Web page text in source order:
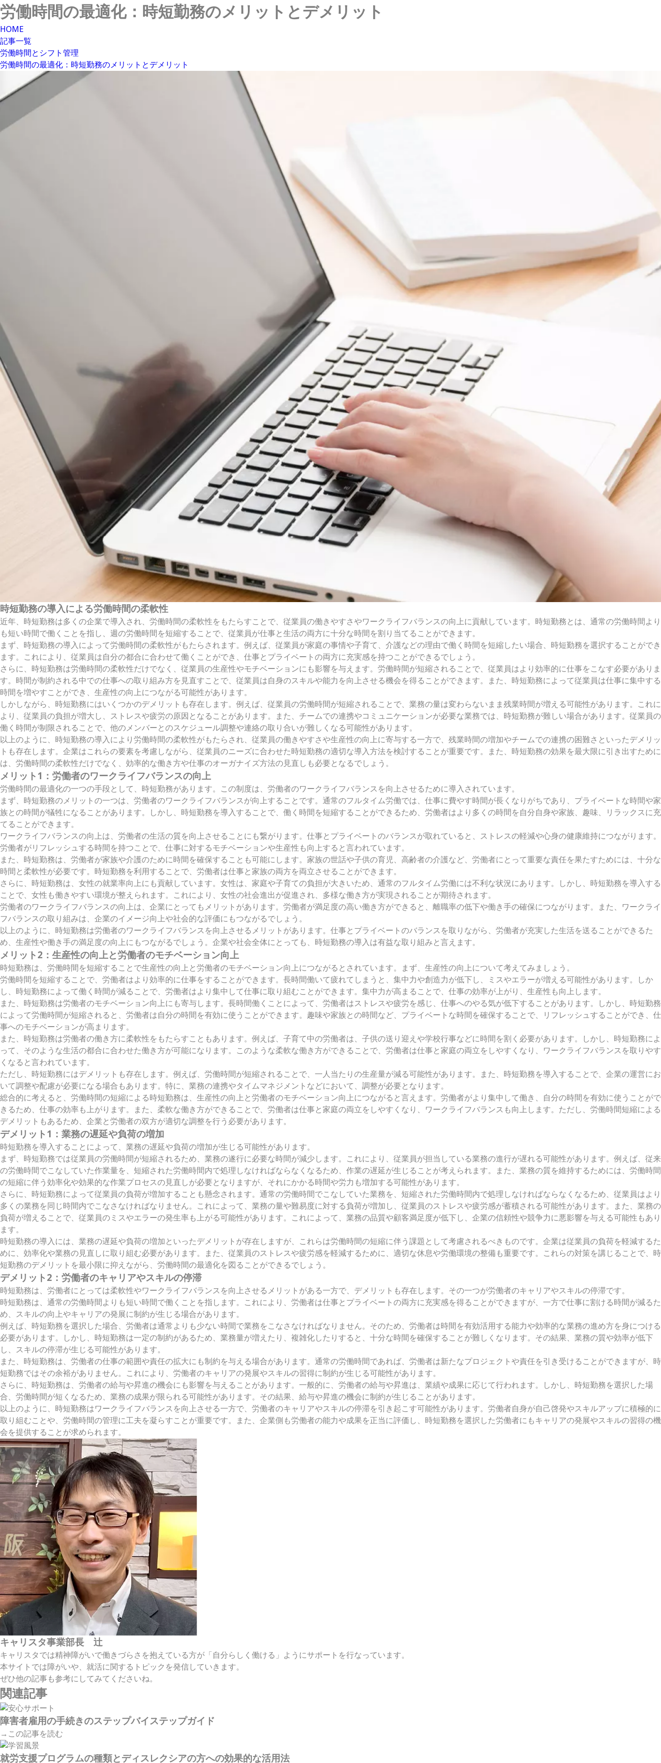
労働時間の最適化：時短勤務のメリットとデメリット
HOME
記事一覧
労働時間とシフト管理
労働時間の最適化：時短勤務のメリットとデメリット
時短勤務の導入による労働時間の柔軟性
近年、時短勤務は多くの企業で導入され、労働時間の柔軟性をもたらすことで、従業員の働きやすさやワークライフバランスの向上に貢献しています。時短勤務とは、通常の労働時間より
も短い時間で働くことを指し、週の労働時間を短縮することで、従業員が仕事と生活の両方に十分な時間を割り当てることができます。
まず、時短勤務の導入によって労働時間の柔軟性がもたらされます。例えば、従業員が家庭の事情や子育て、介護などの理由で働く時間を短縮したい場合、時短勤務を選択することができ
ます。これにより、従業員は自分の都合に合わせて働くことができ、仕事とプライベートの両方に充実感を持つことができるでしょう。
さらに、時短勤務は労働時間の柔軟性だけでなく、従業員の生産性やモチベーションにも影響を与えます。労働時間が短縮されることで、従業員はより効率的に仕事をこなす必要がありま
す。時間が制約される中での仕事への取り組み方を見直すことで、従業員は自身のスキルや能力を向上させる機会を得ることができます。また、時短勤務によって従業員は仕事に集中する
時間を増やすことができ、生産性の向上につながる可能性があります。
しかしながら、時短勤務にはいくつかのデメリットも存在します。例えば、従業員の労働時間が短縮されることで、業務の量は変わらないまま残業時間が増える可能性があります。これに
より、従業員の負担が増大し、ストレスや疲労の原因となることがあります。また、チームでの連携やコミュニケーションが必要な業務では、時短勤務が難しい場合があります。従業員の
働く時間が制限されることで、他のメンバーとのスケジュール調整や連絡の取り合いが難しくなる可能性があります。
以上のように、時短勤務の導入により労働時間の柔軟性がもたらされ、従業員の働きやすさや生産性の向上に寄与する一方で、残業時間の増加やチームでの連携の困難さといったデメリッ
トも存在します。企業はこれらの要素を考慮しながら、従業員のニーズに合わせた時短勤務の適切な導入方法を検討することが重要です。また、時短勤務の効果を最大限に引き出すために
は、労働時間の柔軟性だけでなく、効率的な働き方や仕事のオーガナイズ方法の見直しも必要となるでしょう。
メリット1：労働者のワークライフバランスの向上
労働時間の最適化の一つの手段として、時短勤務があります。この制度は、労働者のワークライフバランスを向上させるために導入されています。
まず、時短勤務のメリットの一つは、労働者のワークライフバランスが向上することです。通常のフルタイム労働では、仕事に費やす時間が長くなりがちであり、プライベートな時間や家
族との時間が犠牲になることがあります。しかし、時短勤務を導入することで、働く時間を短縮することができるため、労働者はより多くの時間を自分自身や家族、趣味、リラックスに充
てることができます。
ワークライフバランスの向上は、労働者の生活の質を向上させることにも繋がります。仕事とプライベートのバランスが取れていると、ストレスの軽減や心身の健康維持につながります。
労働者がリフレッシュする時間を持つことで、仕事に対するモチベーションや生産性も向上すると言われています。
また、時短勤務は、労働者が家族や介護のために時間を確保することも可能にします。家族の世話や子供の育児、高齢者の介護など、労働者にとって重要な責任を果たすためには、十分な
時間と柔軟性が必要です。時短勤務を利用することで、労働者は仕事と家族の両方を両立させることができます。
さらに、時短勤務は、女性の就業率向上にも貢献しています。女性は、家庭や子育ての負担が大きいため、通常のフルタイム労働には不利な状況にあります。しかし、時短勤務を導入する
ことで、女性も働きやすい環境が整えられます。これにより、女性の社会進出が促進され、多様な働き方が実現されることが期待されます。
労働者のワークライフバランスの向上は、企業にとってもメリットがあります。労働者が満足度の高い働き方ができると、離職率の低下や働き手の確保につながります。また、ワークライ
フバランスの取り組みは、企業のイメージ向上や社会的な評価にもつながるでしょう。
以上のように、時短勤務は労働者のワークライフバランスを向上させるメリットがあります。仕事とプライベートのバランスを取りながら、労働者が充実した生活を送ることができるた
め、生産性や働き手の満足度の向上にもつながるでしょう。企業や社会全体にとっても、時短勤務の導入は有益な取り組みと言えます。
メリット2：生産性の向上と労働者のモチベーション向上
時短勤務は、労働時間を短縮することで生産性の向上と労働者のモチベーション向上につながるとされています。まず、生産性の向上について考えてみましょう。
労働時間を短縮することで、労働者はより効率的に仕事をすることができます。長時間働いて疲れてしまうと、集中力や創造力が低下し、ミスやエラーが増える可能性があります。しか
し、時短勤務によって働く時間が減ることで、労働者はより集中して仕事に取り組むことができます。集中力が高まることで、仕事の効率が上がり、生産性も向上します。
また、時短勤務は労働者のモチベーション向上にも寄与します。長時間働くことによって、労働者はストレスや疲労を感じ、仕事へのやる気が低下することがあります。しかし、時短勤務
によって労働時間が短縮されると、労働者は自分の時間を有効に使うことができます。趣味や家族との時間など、プライベートな時間を確保することで、リフレッシュすることができ、仕
事へのモチベーションが高まります。
また、時短勤務は労働者の働き方に柔軟性をもたらすこともあります。例えば、子育て中の労働者は、子供の送り迎えや学校行事などに時間を割く必要があります。しかし、時短勤務によ
って、そのような生活の都合に合わせた働き方が可能になります。このような柔軟な働き方ができることで、労働者は仕事と家庭の両立をしやすくなり、ワークライフバランスを取りやす
くなると言われています。
ただし、時短勤務にはデメリットも存在します。例えば、労働時間が短縮されることで、一人当たりの生産量が減る可能性があります。また、時短勤務を導入することで、企業の運営にお
いて調整や配慮が必要になる場合もあります。特に、業務の連携やタイムマネジメントなどにおいて、調整が必要となります。
総合的に考えると、労働時間の短縮による時短勤務は、生産性の向上と労働者のモチベーション向上につながると言えます。労働者がより集中して働き、自分の時間を有効に使うことがで
きるため、仕事の効率も上がります。また、柔軟な働き方ができることで、労働者は仕事と家庭の両立をしやすくなり、ワークライフバランスも向上します。ただし、労働時間短縮による
デメリットもあるため、企業と労働者の双方が適切な調整を行う必要があります。
デメリット1：業務の遅延や負荷の増加
時短勤務を導入することによって、業務の遅延や負荷の増加が生じる可能性があります。
まず、時短勤務では従業員の労働時間が短縮されるため、業務の遂行に必要な時間が減少します。これにより、従業員が担当している業務の進行が遅れる可能性があります。例えば、従来
の労働時間でこなしていた作業量を、短縮された労働時間内で処理しなければならなくなるため、作業の遅延が生じることが考えられます。また、業務の質を維持するためには、労働時間
の短縮に伴う効率化や効果的な作業プロセスの見直しが必要となりますが、それにかかる時間や労力も増加する可能性があります。
さらに、時短勤務によって従業員の負荷が増加することも懸念されます。通常の労働時間でこなしていた業務を、短縮された労働時間内で処理しなければならなくなるため、従業員はより
多くの業務を同じ時間内でこなさなければなりません。これによって、業務の量や難易度に対する負荷が増加し、従業員のストレスや疲労感が蓄積される可能性があります。また、業務の
負荷が増えることで、従業員のミスやエラーの発生率も上がる可能性があります。これによって、業務の品質や顧客満足度が低下し、企業の信頼性や競争力に悪影響を与える可能性もあり
ます。
時短勤務の導入には、業務の遅延や負荷の増加といったデメリットが存在しますが、これらは労働時間の短縮に伴う課題として考慮されるべきものです。企業は従業員の負荷を軽減するた
めに、効率化や業務の見直しに取り組む必要があります。また、従業員のストレスや疲労感を軽減するために、適切な休息や労働環境の整備も重要です。これらの対策を講じることで、時
短勤務のデメリットを最小限に抑えながら、労働時間の最適化を図ることができるでしょう。
デメリット2：労働者のキャリアやスキルの停滞
時短勤務は、労働者にとっては柔軟性やワークライフバランスを向上させるメリットがある一方で、デメリットも存在します。その一つが労働者のキャリアやスキルの停滞です。
時短勤務は、通常の労働時間よりも短い時間で働くことを指します。これにより、労働者は仕事とプライベートの両方に充実感を得ることができますが、一方で仕事に割ける時間が減るた
め、スキルの向上やキャリアの発展に制約が生じる場合があります。
例えば、時短勤務を選択した場合、労働者は通常よりも少ない時間で業務をこなさなければなりません。そのため、労働者は時間を有効活用する能力や効率的な業務の進め方を身につける
必要があります。しかし、時短勤務は一定の制約があるため、業務量が増えたり、複雑化したりすると、十分な時間を確保することが難しくなります。その結果、業務の質や効率が低下
し、スキルの停滞が生じる可能性があります。
また、時短勤務は、労働者の仕事の範囲や責任の拡大にも制約を与える場合があります。通常の労働時間であれば、労働者は新たなプロジェクトや責任を引き受けることができますが、時
短勤務ではその余裕がありません。これにより、労働者のキャリアの発展やスキルの習得に制約が生じる可能性があります。
さらに、時短勤務は、労働者の給与や昇進の機会にも影響を与えることがあります。一般的に、労働者の給与や昇進は、業績や成果に応じて行われます。しかし、時短勤務を選択した場
合、労働時間が短くなるため、業務の成果が限られる可能性があります。その結果、給与や昇進の機会に制約が生じることがあります。
以上のように、時短勤務はワークライフバランスを向上させる一方で、労働者のキャリアやスキルの停滞を引き起こす可能性があります。労働者自身が自己啓発やスキルアップに積極的に
取り組むことや、労働時間の管理に工夫を凝らすことが重要です。また、企業側も労働者の能力や成果を正当に評価し、時短勤務を選択した労働者にもキャリアの発展やスキルの習得の機
会を提供することが求められます。
キャリスタ事業部長 辻
キャリスタでは精神障がいで働きづらさを抱えている方が「自分らしく働ける」ようにサポートを行なっています。
本サイトでは障がいや、就活に関するトピックを発信していきます。
ぜひ他の記事も参考にしてみてくださいね。
関連記事
障害者雇用の手続きのステップバイステップガイド
→この記事を読む
就労支援プログラムの種類とディスレクシアの方への効果的な活用法